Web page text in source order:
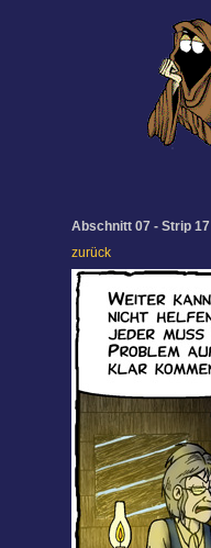
Abschnitt 07 - Strip 17
zurück